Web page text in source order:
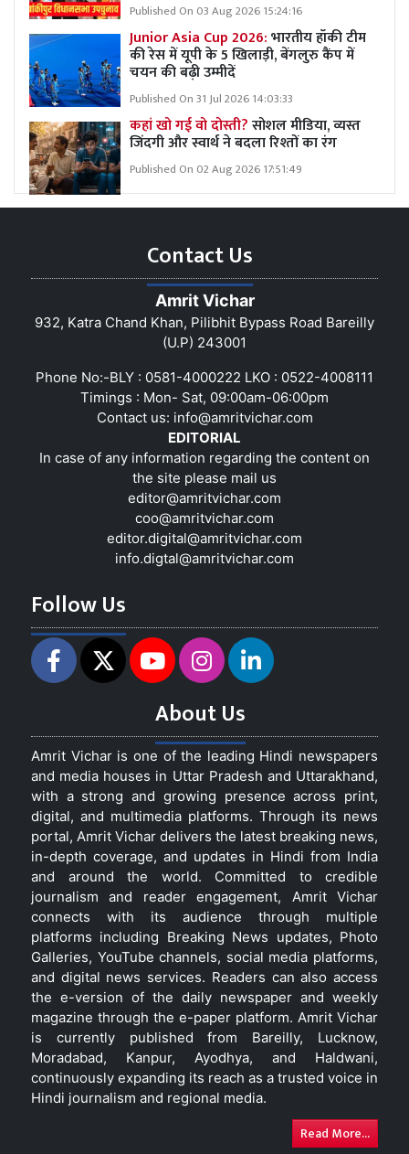
Published On 03 Aug 2026 15:24:16
Junior Asia Cup 2026:भारतीय हॉकी टीम
की रेस में यूपी के 5 खिलाड़ी, बेंगलुरु कैंप में
चयन की बढ़ी उम्मीदें
Published On 31 Jul 2026 14:03:33
कहां खो गई वो दोस्ती?सोशल मीडिया, व्यस्त
जिंदगी और स्वार्थ ने बदला रिश्तों का रंग
Published On 02 Aug 2026 17:51:49
Contact Us
Amrit Vichar
932, Katra Chand Khan, Pilibhit Bypass Road Bareilly
(U.P) 243001
Phone No:-BLY : 0581-4000222 LKO : 0522-4008111
Timings : Mon- Sat, 09:00am-06:00pm
Contact us: info@amritvichar.com
EDITORIAL
In case of any information regarding the content on
the site please mail us
editor@amritvichar.com
coo@amritvichar.com
editor.digital@amritvichar.com
info.digtal@amritvichar.com
Follow Us
About Us
Amrit Vichar is one of the leading Hindi newspapers
and media houses in Uttar Pradesh and Uttarakhand,
with a strong and growing presence across print,
digital, and multimedia platforms. Through its news
portal, Amrit Vichar delivers the latest breaking news,
in-depth coverage, and updates in Hindi from India
and around the world. Committed to credible
journalism and reader engagement, Amrit Vichar
connects with its audience through multiple
platforms including Breaking News updates, Photo
Galleries, YouTube channels, social media platforms,
and digital news services. Readers can also access
the e-version of the daily newspaper and weekly
magazine through the e-paper platform. Amrit Vichar
is currently published from Bareilly, Lucknow,
Moradabad, Kanpur, Ayodhya, and Haldwani,
continuously expanding its reach as a trusted voice in
Hindi journalism and regional media.
Read More...